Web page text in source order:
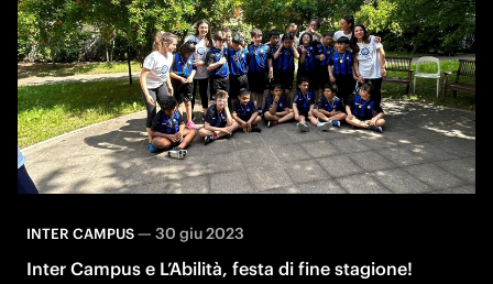
INTER CAMPUS— 30 giu 2023
Inter Campus e L’Abilità, festa di fine stagione!